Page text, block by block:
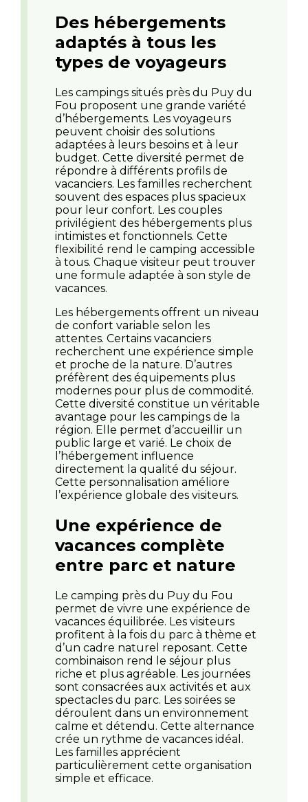
Des hébergements
adaptés à tous les
types de voyageurs
Les campings situés près du Puy du
Fou proposent une grande variété
d’hébergements. Les voyageurs
peuvent choisir des solutions
adaptées à leurs besoins et à leur
budget. Cette diversité permet de
répondre à différents profils de
vacanciers. Les familles recherchent
souvent des espaces plus spacieux
pour leur confort. Les couples
privilégient des hébergements plus
intimistes et fonctionnels. Cette
flexibilité rend le camping accessible
à tous. Chaque visiteur peut trouver
une formule adaptée à son style de
vacances.
Les hébergements offrent un niveau
de confort variable selon les
attentes. Certains vacanciers
recherchent une expérience simple
et proche de la nature. D’autres
préfèrent des équipements plus
modernes pour plus de commodité.
Cette diversité constitue un véritable
avantage pour les campings de la
région. Elle permet d’accueillir un
public large et varié. Le choix de
l’hébergement influence
directement la qualité du séjour.
Cette personnalisation améliore
l’expérience globale des visiteurs.
Une expérience de
vacances complète
entre parc et nature
Le camping près du Puy du Fou
permet de vivre une expérience de
vacances équilibrée. Les visiteurs
profitent à la fois du parc à thème et
d’un cadre naturel reposant. Cette
combinaison rend le séjour plus
riche et plus agréable. Les journées
sont consacrées aux activités et aux
spectacles du parc. Les soirées se
déroulent dans un environnement
calme et détendu. Cette alternance
crée un rythme de vacances idéal.
Les familles apprécient
particulièrement cette organisation
simple et efficace.